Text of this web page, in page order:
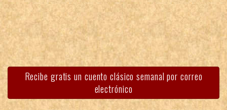
Recibe gratis un cuento clásico semanal por correo
electrónico